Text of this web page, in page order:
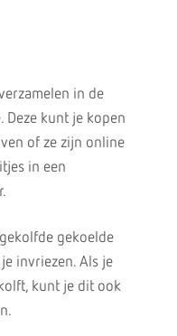
in de
Deze kunt je kopen
of ze zijn online
in een
gekoelde
invriezen. Als je
kunt je dit ook